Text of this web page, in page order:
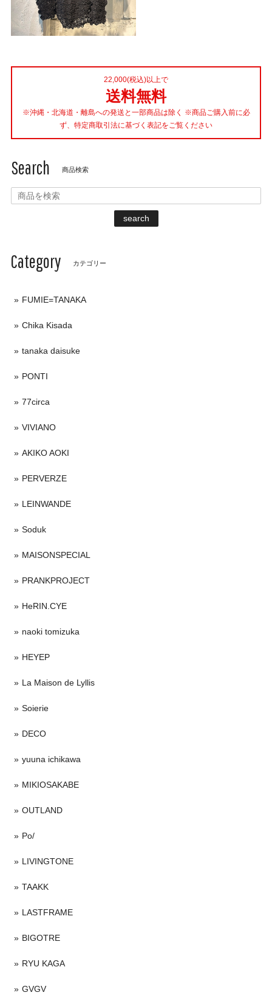
22,000(税込)以上で
送料無料
※沖縄・北海道・離島への発送と一部商品は除く ※商品ご購入前に必
ず、特定商取引法に基づく表記をご覧ください
Search 商品検索
search
Category カテゴリー
FUMIE=TANAKA
Chika Kisada
tanaka daisuke
PONTI
77circa
VIVIANO
AKIKO AOKI
PERVERZE
LEINWANDE
Soduk
MAISONSPECIAL
PRANKPROJECT
HeRIN.CYE
naoki tomizuka
HEYEP
La Maison de Lyllis
Soierie
DECO
yuuna ichikawa
MIKIOSAKABE
OUTLAND
Po/
LIVINGTONE
TAAKK
LASTFRAME
BIGOTRE
RYU KAGA
GVGV